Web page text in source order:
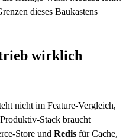
dieses Baukastens
wirklich
nicht im Feature-Vergleich,
Stack braucht
Store und Redis für Cache,